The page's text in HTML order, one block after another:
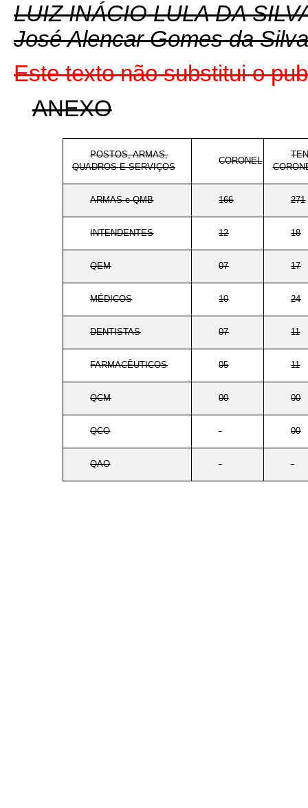
LUIZ INÁCIO LULA DA
José Alencar Gomes da Silva
Este texto não substitui o
ANEXO
POSTOS, ARMAS,
QUADROS E SERVIÇOS
CORONEL
ARMAS e QMB 166 271
INTENDENTES 12 18
QEM 07 17
MÉDICOS 10 24
DENTISTAS 07 11
FARMACÊUTICOS 05 11
QCM 00 00
QCO - 00
QAO - -